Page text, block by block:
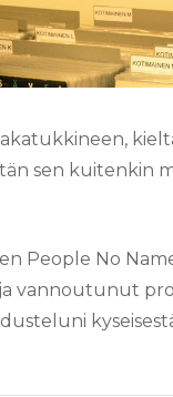
sen kuitenkin
People No
vannoutunut